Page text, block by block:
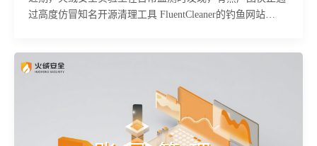
过高度仿冒知名开源清理工具 FluentCleaner的钓鱼网站
进行伪装，欺骗性极强。攻击者利用.NET Framework自带系
空技术注入恶意载荷，在用户设备中隐秘执行远程控制、浏
览器数据窃取等恶意行为。本次攻击所用C2地址隶属于
Remus恶意软件家族，是黑产常用的窃密控端通道。目前，